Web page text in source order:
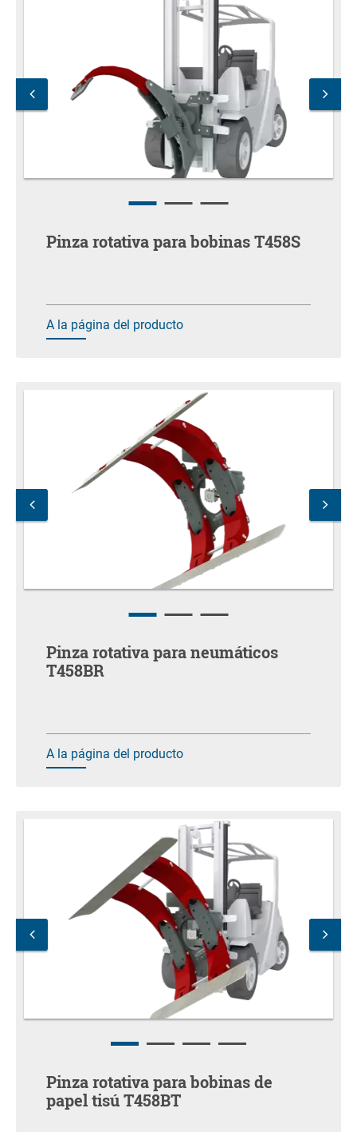
Pinza rotativa para bobinas T458S
A la página del producto
Pinza rotativa para neumáticos
T458BR
A la página del producto
Pinza rotativa para bobinas de
papel tisú T458BT